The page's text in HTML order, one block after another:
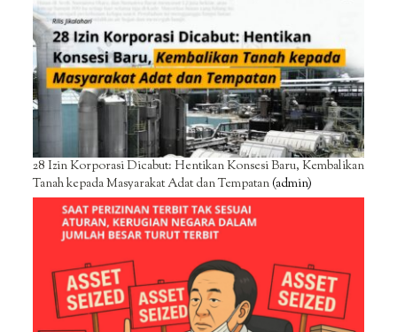
28 Izin Korporasi Dicabut: Hentikan Konsesi Baru, Kembalikan
Tanah kepada Masyarakat Adat dan Tempatan(admin)